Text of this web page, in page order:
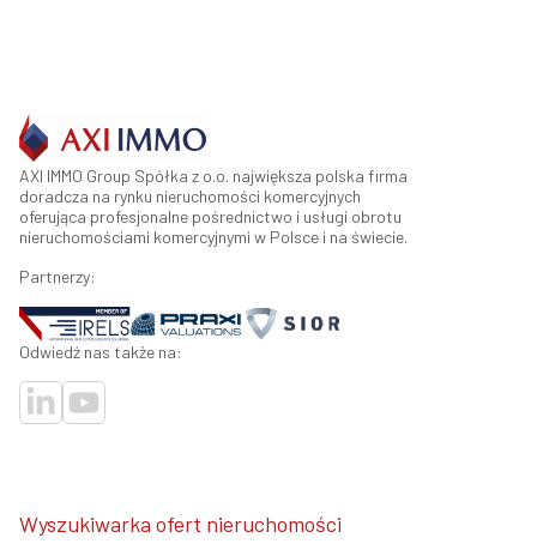
AXI IMMO Group Spółka z o.o. największa polska firma
doradcza na rynku nieruchomości komercyjnych
oferująca profesjonalne pośrednictwo i usługi obrotu
nieruchomościami komercyjnymi w Polsce i na świecie.
Partnerzy:
Odwiedź nas także na:
Wyszukiwarka ofert nieruchomości